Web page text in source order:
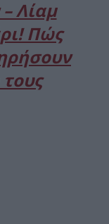
Λίαμ
Πώς